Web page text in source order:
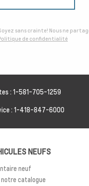
sans crainte! Nous ne
de confidentialité
: 1-581-705-1259
: 1-418-847-6000
NEUFS
neuf
notre catalogue